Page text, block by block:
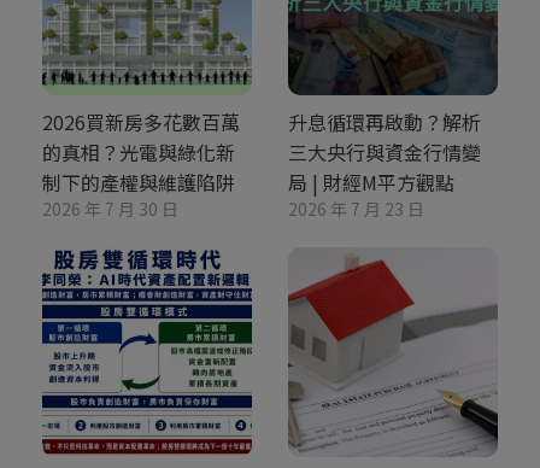
2026買新房多花數百萬
的真相？光電與綠化新
制下的產權與維護陷阱
2026 年 7 月 30 日
升息循環再啟動？解析
三大央行與資金行情變
局 | 財經M平方觀點
2026 年 7 月 23 日